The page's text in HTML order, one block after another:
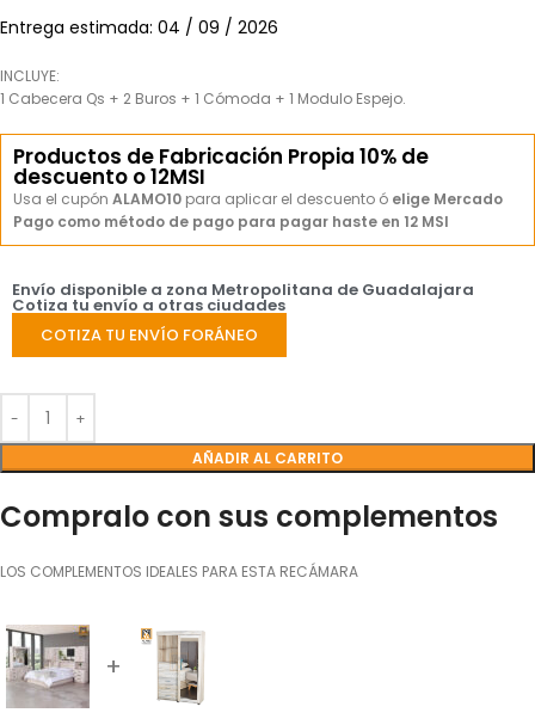
Entrega estimada: 04 / 09 / 2026
INCLUYE:
1 Cabecera Qs + 2 Buros + 1 Cómoda + 1 Modulo Espejo.
Productos de Fabricación Propia 10% de
descuento o 12MSI
Usa el cupón ALAMO10 para aplicar el descuento ó elige Mercado
Pago como método de pago para pagar haste en 12 MSI
Envío disponible a zona Metropolitana de Guadalajara
Cotiza tu envío a otras ciudades
COTIZA TU ENVÍO FORÁNEO
AÑADIR AL CARRITO
Compralo con sus complementos
LOS COMPLEMENTOS IDEALES PARA ESTA RECÁMARA
+